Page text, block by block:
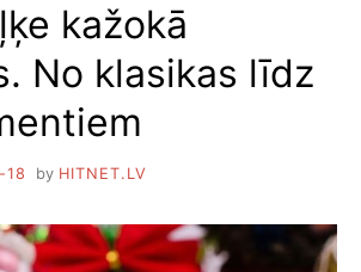
BURKĀNUSkažokā
No klasikas līdz
18 by HITNET.LV